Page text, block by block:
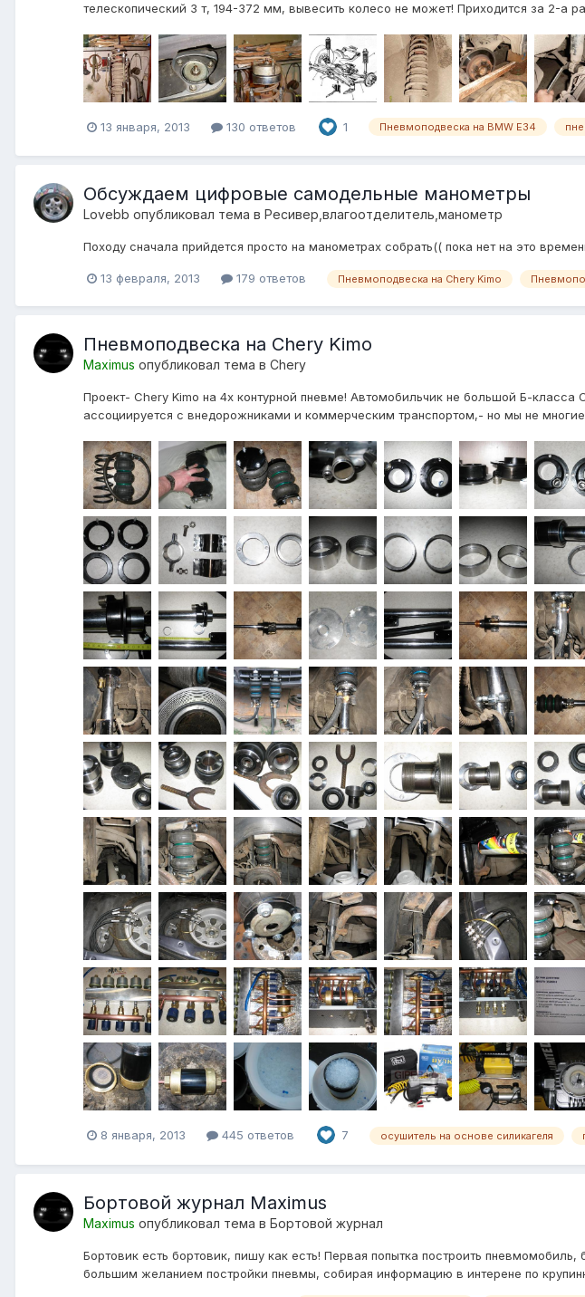
телескопический 3 т, 194-372 мм, вывесить колесо не может! Приходится за 2-а
13 января, 2013 130 ответов 1 Пневмоподвеска на BMW E34
Обсуждаем цифровые самодельные манометры
Lovebb опубликовал тема в Ресивер,влагоотделитель,манометр
Походу сначала прийдется просто на манометрах собрать(( пока нет на это
13 февраля, 2013 179 ответов Пневмоподвеска на Chery Kimo
Пневмоподвеска на Chery Kimo
Maximus опубликовал тема в Chery
Проект- Chery Kimo на 4х контурной пневме! Автомобильчик не большой Б-
ассоциируется с внедорожниками и коммерческим транспортом,- но мы не
8 января, 2013 445 ответов 7 осушитель на основе силикагеля
Бортовой журнал Maximus
Maximus опубликовал тема в Бортовой журнал
Бортовик есть бортовик, пишу как есть! Первая попытка построить
большим желанием постройки пневмы, собирая информацию в интерене по